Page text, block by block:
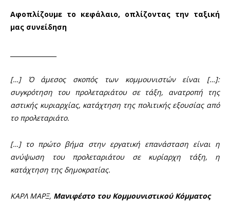
Αφοπλίζουμε το κεφάλαιο, οπλίζοντας την ταξική
μας συνείδηση
[…] Ό άμεσος σκοπός των κομμουνιστών είναι […]:
συγκρότηση του προλεταριάτου σε τάξη, ανατροπή της
αστικής κυριαρχίας, κατάχτηση της πολιτικής εξουσίας από
το προλεταριάτο.
[…] το πρώτο βήμα στην εργατική επανάσταση είναι η
ανύψωση του προλεταριάτου σε κυρίαρχη τάξη, η
κατάχτηση της δημοκρατίας.
ΚΑΡΛ ΜΑΡΞ, Μανιφέστο του Κομμουνιστικού Κόμματος